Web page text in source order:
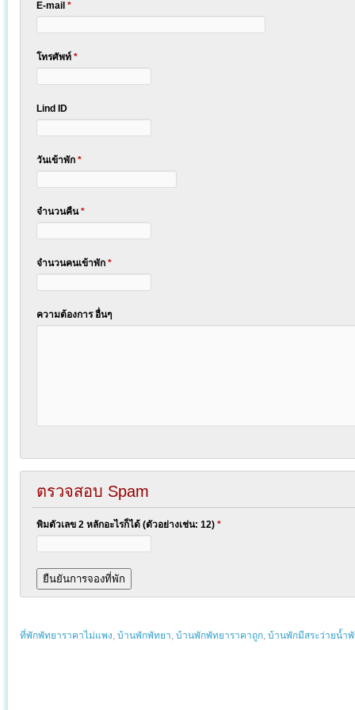
E-mail *
โทรศัพท์ *
Lind ID
วันเข้าพัก *
จำนวนคืน*
จำนวนคนเข้าพัก *
ความต้องการ อื่นๆ
ตรวจสอบ Spam
พิมตัวเลข 2 หลักอะไรก็ได้ (ตัวอย่างเช่น: 12) *
ที่พักพัทยาราคาไม่แพง, บ้านพักพัทยา, บ้านพักพัทยาราคาถูก, บ้านพักมีสระว่ายน้ำ